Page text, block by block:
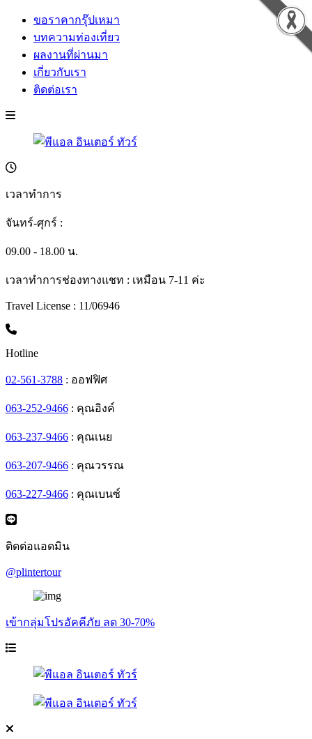
ขอราคากรุ๊ปเหมา
บทความท่องเที่ยว
ผลงานที่ผ่านมา
เกี่ยวกับเรา
ติดต่อเรา
เวลาทำการ
จันทร์-ศุกร์ :
09.00 - 18.00 น.
เวลาทำการช่องทางแชท : เหมือน 7-11 ค่ะ
Travel License : 11/06946
Hotline
02-561-3788 : ออฟฟิศ
063-252-9466 : คุณอิงค์
063-237-9466 : คุณเนย
063-207-9466 : คุณวรรณ
063-227-9466 : คุณเบนซ์
ติดต่อแอดมิน
@plintertour
เข้ากลุ่มโปรอัคคีภัย ลด 30-70%